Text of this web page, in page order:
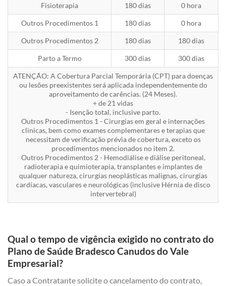
Fisioterapia 180 dias 0 hora
Outros Procedimentos 1 180 dias 0 hora
Outros Procedimentos 2 180 dias 180 dias
Parto a Termo 300 dias 300 dias
ATENÇÃO: A Cobertura Parcial Temporária (CPT) para doenças
ou lesões preexistentes será aplicada independentemente do
aproveitamento de carências. (24 Meses).
+ de 21 vidas
- Isenção total, inclusive parto.
Outros Procedimentos 1 - Cirurgias em geral e internações
clinicas, bem como exames complementares e terapias que
necessitam de verificação prévia de cobertura, exceto os
procedimentos mencionados no item 2.
Outros Procedimentos 2 - Hemodiálise e diálise peritoneal,
radioterapia e quimioterapia, transplantes e implantes de
qualquer natureza, cirurgias neoplásticas malignas, cirurgias
cardíacas, vasculares e neurológicas (inclusive Hérnia de disco
intervertebral)
Qual o tempo de vigência exigido no contrato do
Plano de Saúde Bradesco Canudos do Vale
Empresarial?
Caso a Contratante solicite o cancelamento do contrato,